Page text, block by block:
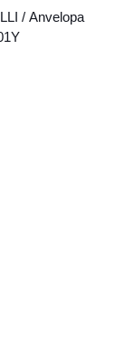
/ Anvelopa